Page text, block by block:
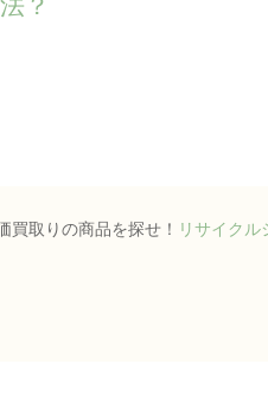
取りの商品を探せ！ リサイク